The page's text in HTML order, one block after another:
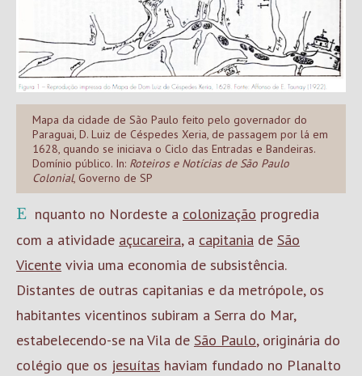
Mapa da cidade de São Paulo feito pelo governador do
Paraguai, D. Luiz de Céspedes Xeria, de passagem por lá em
1628, quando se iniciava o Ciclo das Entradas e Bandeiras.
Domínio público. In: Roteiros e Notícias de São Paulo
Colonial, Governo de SP
Enquanto no Nordeste a colonização progredia
com a atividade açucareira, a capitania de São
Vicente vivia uma economia de subsistência.
Distantes de outras capitanias e da metrópole, os
habitantes vicentinos subiram a Serra do Mar,
estabelecendo-se na Vila de São Paulo, originária do
colégio que os jesuítas haviam fundado no Planalto